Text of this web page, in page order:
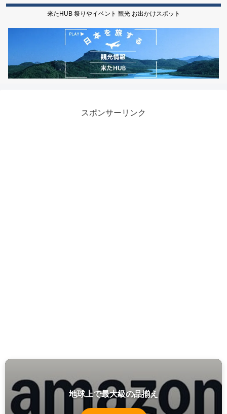
来たHUB 祭りやイベント 観光 お出かけスポット
スポンサーリンク
地球上で最大級の品揃え